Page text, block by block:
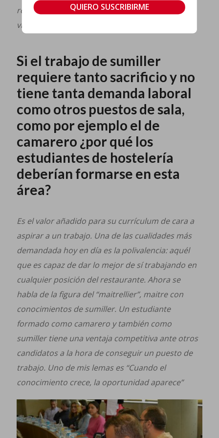
restaurante. Es complicado compaginarlo con la
vida privada.
Si el trabajo de sumiller
requiere tanto sacrificio y no
tiene tanta demanda laboral
como otros puestos de sala,
como por ejemplo el de
camarero ¿por qué los
estudiantes de hostelería
deberían formarse en esta
área?
Es el valor añadido para su currículum de cara a
aspirar a un trabajo. Una de las cualidades más
demandada hoy en día es la polivalencia: aquél
que es capaz de dar lo mejor de sí trabajando en
cualquier posición del restaurante. Ahora se
habla de la figura del “maitrellier”, maitre con
conocimientos de sumiller. Un estudiante
formado como camarero y también como
sumiller tiene una ventaja competitiva ante otros
candidatos a la hora de conseguir un puesto de
trabajo. Uno de mis lemas es “Cuando el
conocimiento crece, la oportunidad aparece”